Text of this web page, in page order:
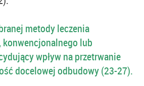
metody leczenia
lub
wpływ na przetrwanie
docelowej odbudowy (23-27).